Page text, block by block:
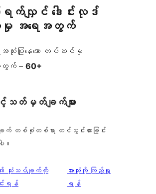
က်လျှင် ဒေါင်းလုဒ်
အရေအတွက်
းပြုနေသော တပ်ဆင်မှု
တွက် – 60+
တ်မှတ်ချက်များ
ျက် တစ်စုံတစ်ရာ တင်သွင်းထားခြင်း
ါ။
သုံးသပ်ချက်ကို
ရန်
သုံးသပ်
ချက်
အားလုံးကို ကြည့်ရှု
ရန်